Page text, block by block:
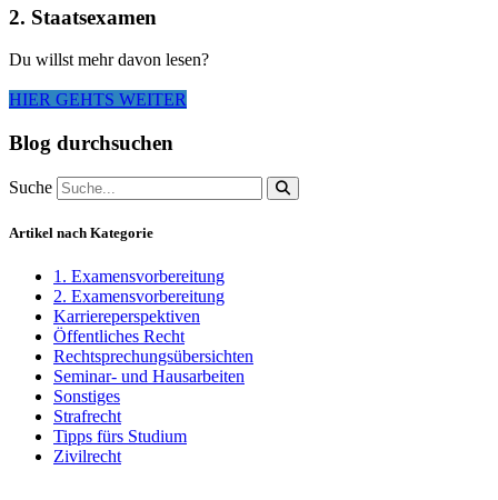
2. Staatsexamen
Du willst mehr davon lesen?
HIER GEHTS WEITER
Blog durchsuchen
Suche
Artikel nach Kategorie
1. Examensvorbereitung
2. Examensvorbereitung
Karriereperspektiven
Öffentliches Recht
Rechtsprechungsübersichten
Seminar- und Hausarbeiten
Sonstiges
Strafrecht
Tipps fürs Studium
Zivilrecht